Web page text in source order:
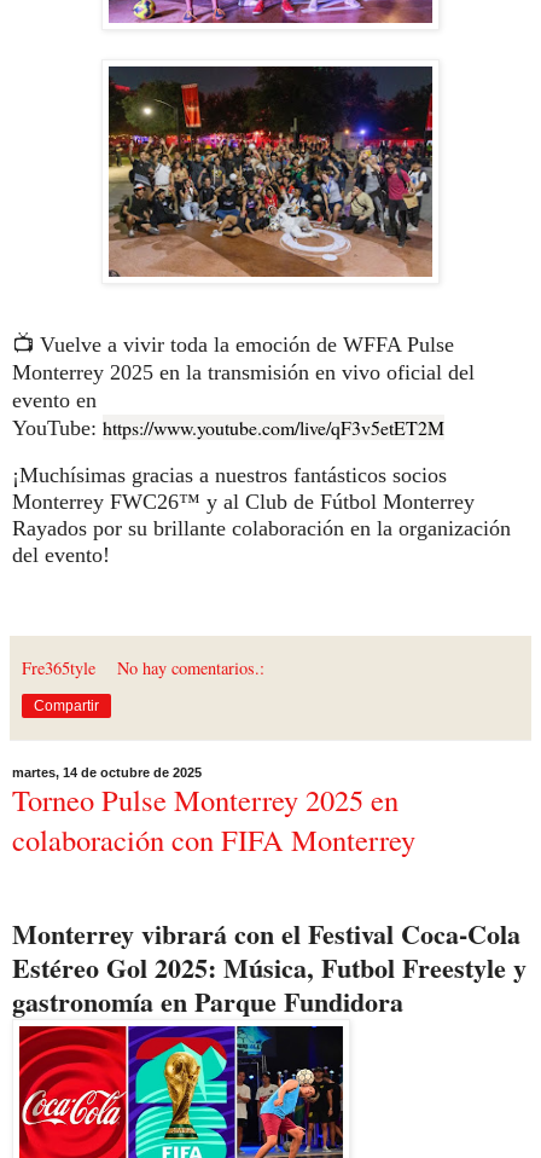
📺 Vuelve a vivir toda la emoción de WFFA Pulse
Monterrey 2025 en la transmisión en vivo oficial del
evento en
YouTube: https://www.youtube.com/live/qF3v5etET2M
¡Muchísimas gracias a nuestros fantásticos socios
Monterrey FWC26™ y al Club de Fútbol Monterrey
Rayados por su brillante colaboración en la organización
del evento!
Fre365tyle No hay comentarios.:
Compartir
martes, 14 de octubre de 2025
Torneo Pulse Monterrey 2025 en
colaboración con FIFA Monterrey
Monterrey vibrará con el Festival Coca-Cola
Estéreo Gol 2025: Música, Futbol Freestyle y
gastronomía en Parque Fundidora